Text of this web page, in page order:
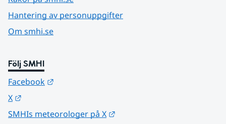
Hantering av personuppgifter
Om smhi.se
Följ SMHI
Facebook
X
SMHIs meteorologer på X